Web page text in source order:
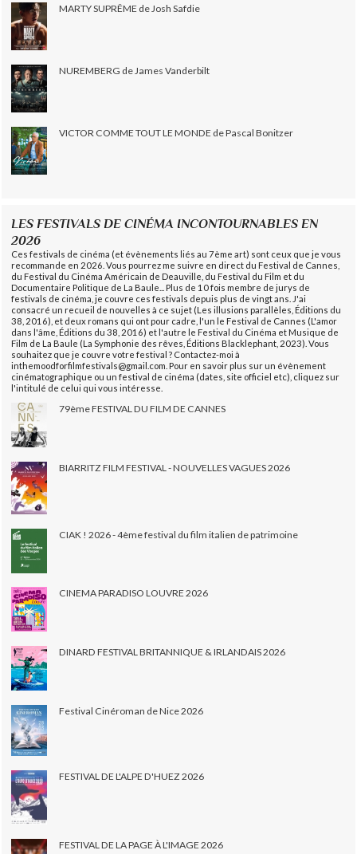
MARTY SUPRÊME de Josh Safdie
NUREMBERG de James Vanderbilt
VICTOR COMME TOUT LE MONDE de Pascal Bonitzer
LES FESTIVALS DE CINÉMA INCONTOURNABLES EN
2026
Ces festivals de cinéma (et évènements liés au 7ème art) sont ceux que je vous
recommande en 2026. Vous pourrez me suivre en direct du Festival de Cannes,
du Festival du Cinéma Américain de Deauville, du Festival du Film et du
Documentaire Politique de La Baule... Plus de 10 fois membre de jurys de
festivals de cinéma, je couvre ces festivals depuis plus de vingt ans. J'ai
consacré un recueil de nouvelles à ce sujet (Les illusions parallèles, Éditions du
38, 2016), et deux romans qui ont pour cadre, l'un le Festival de Cannes (L'amor
dans l'âme, Éditions du 38, 2016) et l'autre le Festival du Cinéma et Musique de
Film de La Baule (La Symphonie des rêves, Éditions Blacklephant, 2023). Vous
souhaitez que je couvre votre festival ? Contactez-moi à
inthemoodforfilmfestivals@gmail.com. Pour en savoir plus sur un évènement
cinématographique ou un festival de cinéma (dates, site officiel etc), cliquez sur
l'intitulé de celui qui vous intéresse.
79ème FESTIVAL DU FILM DE CANNES
BIARRITZ FILM FESTIVAL - NOUVELLES VAGUES 2026
CIAK ! 2026 - 4ème festival du film italien de patrimoine
CINEMA PARADISO LOUVRE 2026
DINARD FESTIVAL BRITANNIQUE & IRLANDAIS 2026
Festival Cinéroman de Nice 2026
FESTIVAL DE L'ALPE D'HUEZ 2026
FESTIVAL DE LA PAGE À L'IMAGE 2026